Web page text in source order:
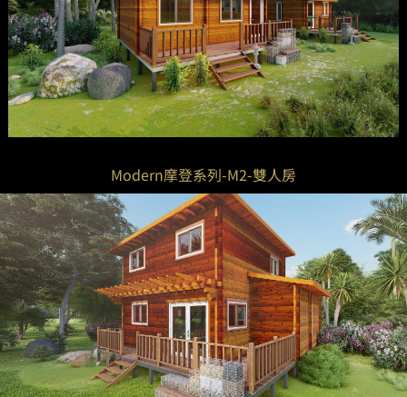
Modern摩登系列-M2-雙人房